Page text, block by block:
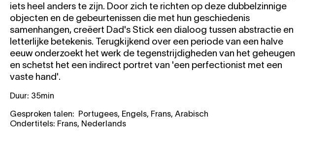
iets heel anders te zijn. Door zich te richten op deze dubbelzinnige
objecten en de gebeurtenissen die met hun geschiedenis
samenhangen, creëert Dad's Stick een dialoog tussen abstractie en
letterlijke betekenis. Terugkijkend over een periode van een halve
eeuw onderzoekt het werk de tegenstrijdigheden van het geheugen
en schetst het een indirect portret van 'een perfectionist met een
vaste hand'.
Duur: 35min
Gesproken talen: Portugees, Engels, Frans, Arabisch
Ondertitels: Frans, Nederlands